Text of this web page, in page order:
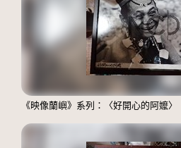
《映像蘭嶼》系列：〈好開心的阿嬤〉